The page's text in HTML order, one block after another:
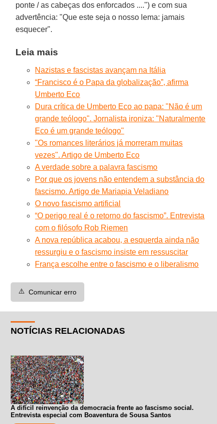
ponte / as cabeças dos enforcados ....") e com sua
advertência: "Que este seja o nosso lema: jamais
esquecer".
Leia mais
Nazistas e fascistas avançam na Itália
“Francisco é o Papa da globalização”, afirma
Umberto Eco
Dura crítica de Umberto Eco ao papa: "Não é um
grande teólogo". Jornalista ironiza: "Naturalmente
Eco é um grande teólogo"
"Os romances literários já morreram muitas
vezes". Artigo de Umberto Eco
A verdade sobre a palavra fascismo
Por que os jovens não entendem a substância do
fascismo. Artigo de Mariapia Veladiano
O novo fascismo artificial
“O perigo real é o retorno do fascismo”. Entrevista
com o filósofo Rob Riemen
A nova república acabou, a esquerda ainda não
ressurgiu e o fascismo insiste em ressuscitar
França escolhe entre o fascismo e o liberalismo
⚠️ Comunicar erro
NOTÍCIAS RELACIONADAS
A difícil reinvenção da democracia frente ao fascismo social.
Entrevista especial com Boaventura de Sousa Santos